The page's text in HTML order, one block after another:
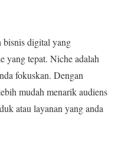
bisnis digital yang
yang tepat. Niche adalah
fokuskan. Dengan
mudah menarik audiens
atau layanan yang anda